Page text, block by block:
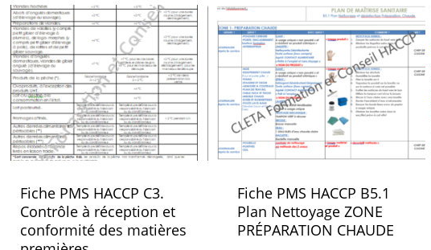
Fiche PMS HACCP C3.
Contrôle à réception et
conformité des matières
Fiche PMS HACCP B5.1
Plan Nettoyage ZONE
PRÉPARATION CHAUDE